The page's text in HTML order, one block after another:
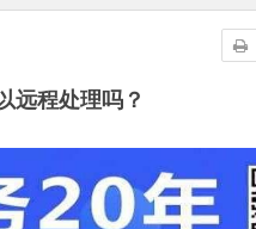
远程处理吗？